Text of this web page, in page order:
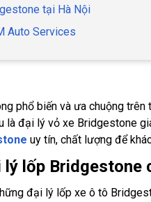
tại Hà Nội
Auto Services
phổ biến và ưa chuộng trên
là đại lý vỏ xe Bridgestone
uy tín, chất lượng để
lốp Bridgestone
đại lý lốp xe ô tô